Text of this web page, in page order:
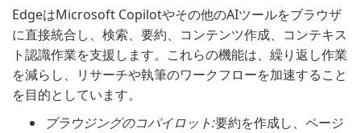
EdgeはMicrosoft Copilotやその他のAIツールをブラウザ
に直接統合し、検索、要約、コンテンツ作成、コンテキス
ト認識作業を支援します。これらの機能は、繰り返し作業
を減らし、リサーチや執筆のワークフローを加速すること
を目的としています。
ブラウジングのコパイロット:要約を作成し、ページ